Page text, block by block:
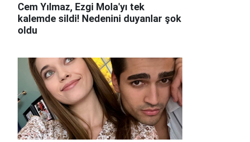
Cem Yılmaz, Ezgi Mola'yı tek
kalemde sildi! Nedenini duyanlar şok
oldu